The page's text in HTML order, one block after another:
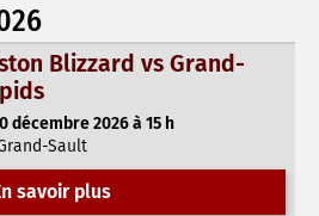
Blizzard vs Grand-
décembre 2026 à 15 h
Sault
savoir plus